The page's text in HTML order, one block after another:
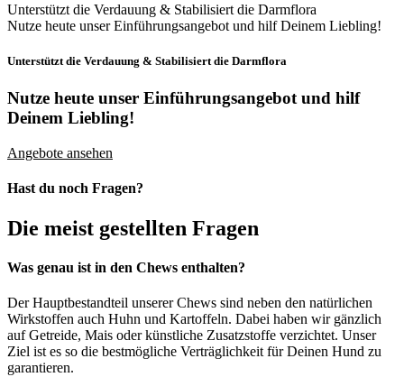
Unterstützt die Verdauung & Stabilisiert die Darmflora
Nutze heute unser Einführungsangebot und hilf Deinem Liebling!
Unterstützt die Verdauung & Stabilisiert die Darmflora
Nutze heute unser Einführungsangebotund hilf
Deinem Liebling!
Angebote ansehen
Hast du noch Fragen?
Die meist gestellten Fragen
Was genau ist in den Chews enthalten?
Der Hauptbestandteil unserer Chews sind neben den natürlichen
Wirkstoffen auch Huhn und Kartoffeln. Dabei haben wir gänzlich
auf Getreide, Mais oder künstliche Zusatzstoffe verzichtet. Unser
Ziel ist es so die bestmögliche Verträglichkeit für Deinen Hund zu
garantieren.